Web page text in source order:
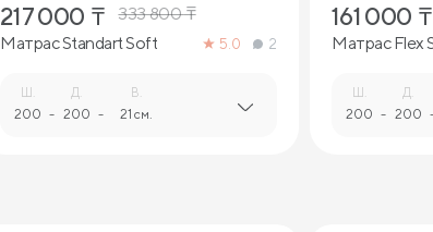
217 000 ₸ 333 800₸
Матрас Standart Soft
5.0 2
Ш.
200 -
Д.
200 -
В.
21 см.
161 000 ₸
Матрас Flex
Ш.
200 -
Д.
200